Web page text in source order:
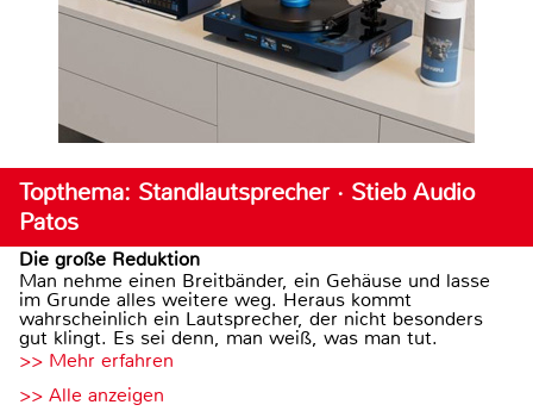
Topthema: Standlautsprecher · Stieb Audio
Patos
Die große Reduktion
Man nehme einen Breitbänder, ein Gehäuse und lasse
im Grunde alles weitere weg. Heraus kommt
wahrscheinlich ein Lautsprecher, der nicht besonders
gut klingt. Es sei denn, man weiß, was man tut.
>> Mehr erfahren
>> Alle anzeigen